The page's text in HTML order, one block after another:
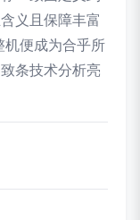
义且保障丰富
机便成为合乎所
条技术分析亮